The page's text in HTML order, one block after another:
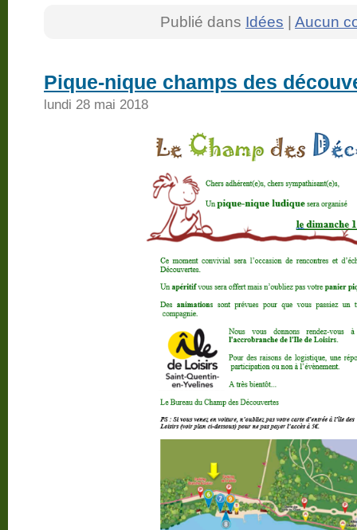
Publié dans Idées | Aucun
Pique-nique champs des
lundi 28 mai 2018